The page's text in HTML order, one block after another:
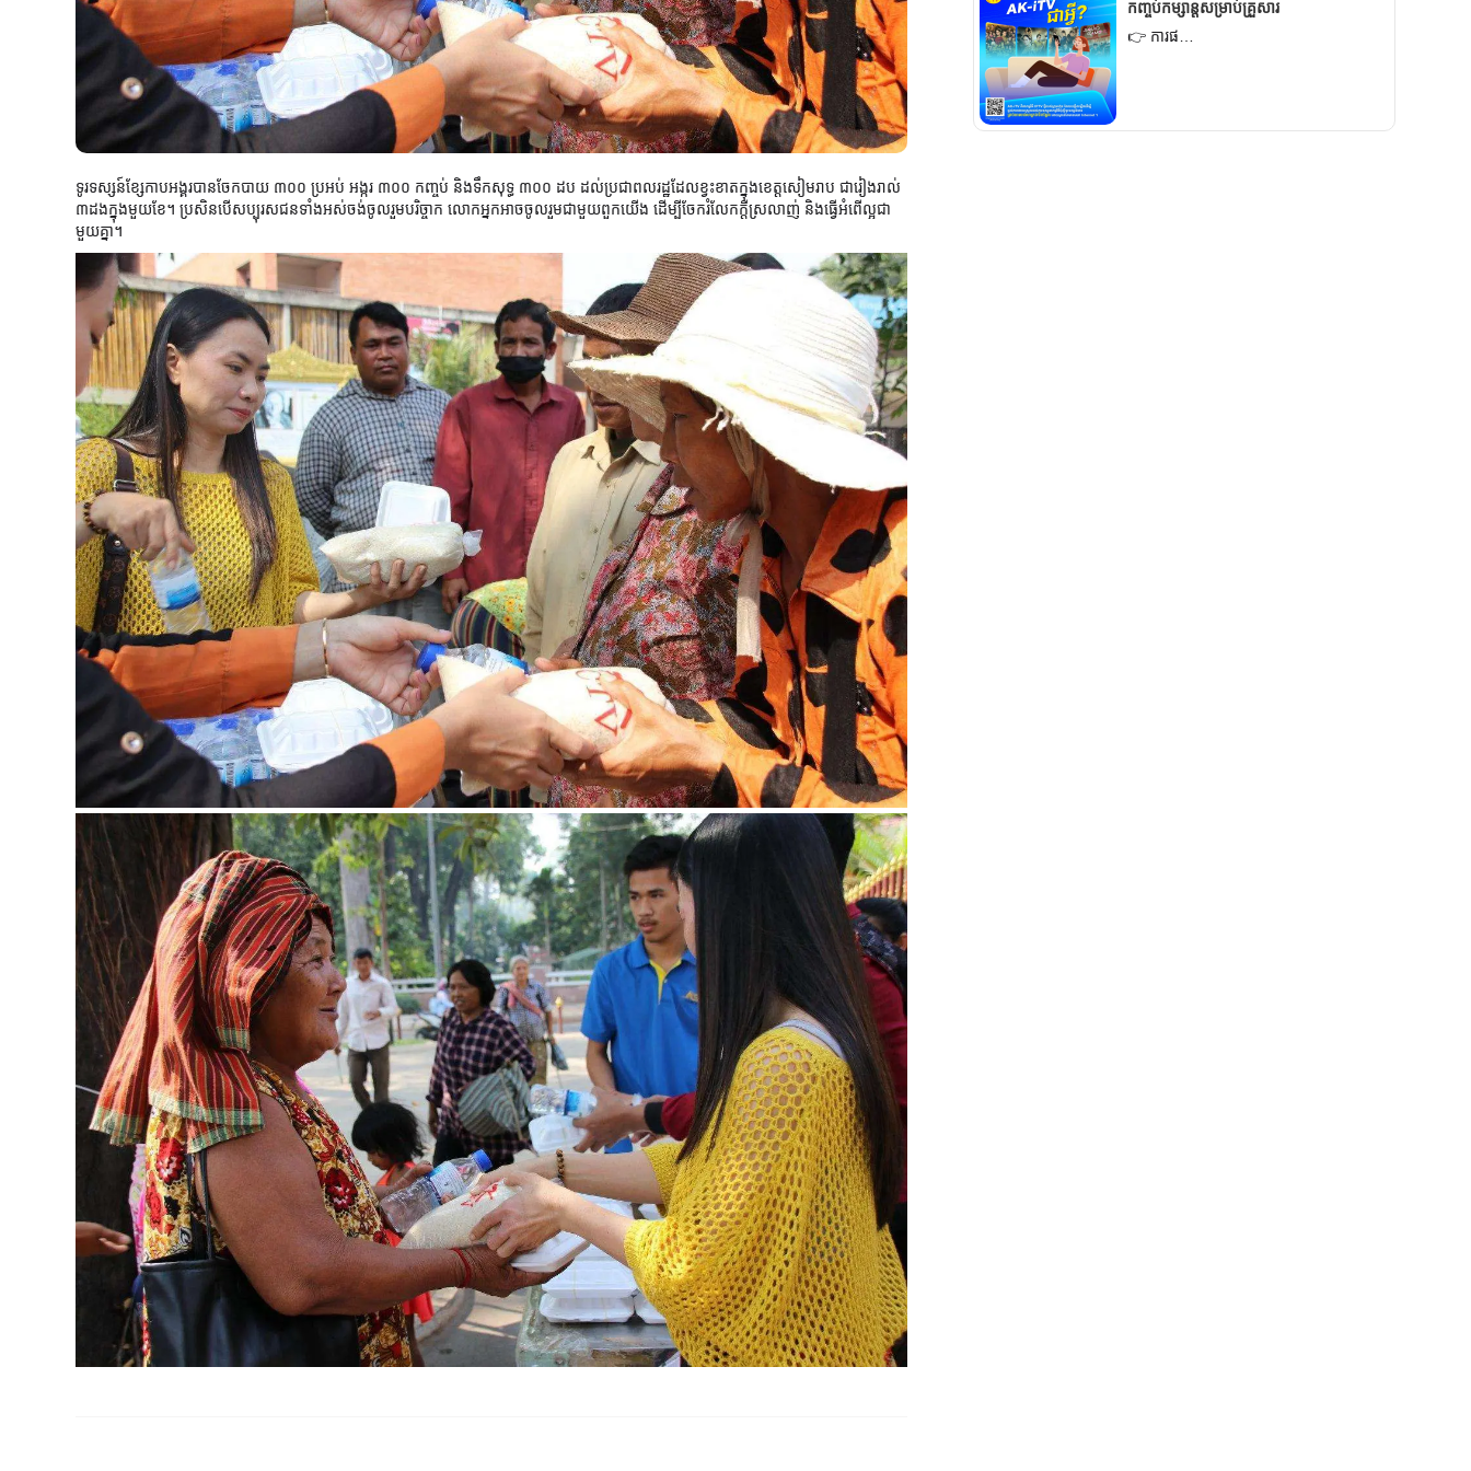
ទូរទស្សន៍ខ្សែកាបអង្គរបានចែកបាយ ៣០០ ប្រអប់ អង្ករ ៣០០ កញ្ចប់ និងទឹកសុទ្ធ ៣០០ ដប ដល់ប្រជាពលរដ្ឋដែលខ្វះខាតក្នុងខេត្តសៀមរាប ជារៀងរាល់
៣ដងក្នុងមួយខែ។ ប្រសិនបើសប្បុរសជនទាំងអស់ចង់ចូលរួមបរិច្ចាក លោកអ្នកអាចចូលរួមជាមួយពួកយើង ដើម្បីចែករំលែកក្តីស្រលាញ់ និងធ្វើអំពើល្អជា
មួយគ្នា។
កញ្ចប់កម្សាន្តសម្រាប់គ្រួសារ
👉 ការផ…